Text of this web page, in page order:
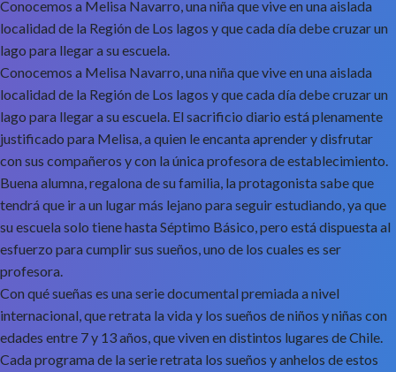
Conocemos a Melisa Navarro, una niña que vive en una aislada
localidad de la Región de Los lagos y que cada día debe cruzar un
lago para llegar a su escuela.
Conocemos a Melisa Navarro, una niña que vive en una aislada
localidad de la Región de Los lagos y que cada día debe cruzar un
lago para llegar a su escuela. El sacrificio diario está plenamente
justificado para Melisa, a quien le encanta aprender y disfrutar
con sus compañeros y con la única profesora de establecimiento.
Buena alumna, regalona de su familia, la protagonista sabe que
tendrá que ir a un lugar más lejano para seguir estudiando, ya que
su escuela solo tiene hasta Séptimo Básico, pero está dispuesta al
esfuerzo para cumplir sus sueños, uno de los cuales es ser
profesora.
Con qué sueñas es una serie documental premiada a nivel
internacional, que retrata la vida y los sueños de niños y niñas con
edades entre 7 y 13 años, que viven en distintos lugares de Chile.
Cada programa de la serie retrata los sueños y anhelos de estos